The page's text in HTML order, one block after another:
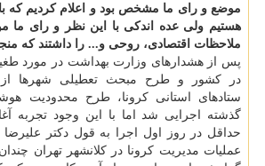
موضع و رای ما مشخص بود و اعلام کردیم که
هستیم ولی عده اندکی با این نظر و رای ما
ملاحظات اقتصادی، روحی و... را داشتند که
پس از هشدارهای وزارت بهداشت در مورد
در کشور و طرح مبحث تعطیلی شهرها
ستادهای استانی کرونا، طرح محدودیت
گذشته اجرایی شد اما با این وجود تجربه
حداقل در روز اول اجرا به قول دکتر علیرضا
عملیات مدیریت کرونا در کلانشهر تهران